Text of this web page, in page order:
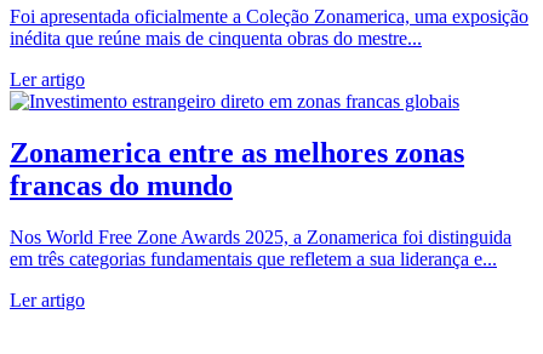
Foi apresentada oficialmente a Coleção Zonamerica, uma exposição
inédita que reúne mais de cinquenta obras do mestre...
Ler artigo
Zonamerica entre as melhores zonas
francas do mundo
Nos World Free Zone Awards 2025, a Zonamerica foi distinguida
em três categorias fundamentais que refletem a sua liderança e...
Ler artigo